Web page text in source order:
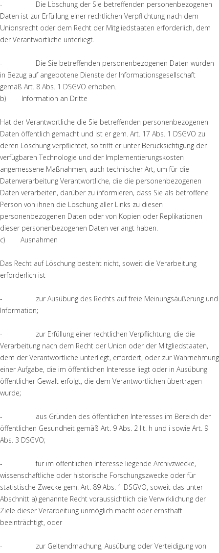
- Die Löschung der Sie betreffenden personenbezogenen
Daten ist zur Erfüllung einer rechtlichen Verpflichtung nach dem
Unionsrecht oder dem Recht der Mitgliedstaaten erforderlich, dem
der Verantwortliche unterliegt.
- Die Sie betreffenden personenbezogenen Daten wurden
in Bezug auf angebotene Dienste der Informationsgesellschaft
gemäß Art. 8 Abs. 1 DSGVO erhoben.
b) Information an Dritte
Hat der Verantwortliche die Sie betreffenden personenbezogenen
Daten öffentlich gemacht und ist er gem. Art. 17 Abs. 1 DSGVO zu
deren Löschung verpflichtet, so trifft er unter Berücksichtigung der
verfügbaren Technologie und der Implementierungskosten
angemessene Maßnahmen, auch technischer Art, um für die
Datenverarbeitung Verantwortliche, die die personenbezogenen
Daten verarbeiten, darüber zu informieren, dass Sie als betroffene
Person von ihnen die Löschung aller Links zu diesen
personenbezogenen Daten oder von Kopien oder Replikationen
dieser personenbezogenen Daten verlangt haben.
c) Ausnahmen
Das Recht auf Löschung besteht nicht, soweit die Verarbeitung
erforderlich ist
- zur Ausübung des Rechts auf freie Meinungsäußerung und
Information;
- zur Erfüllung einer rechtlichen Verpflichtung, die die
Verarbeitung nach dem Recht der Union oder der Mitgliedstaaten,
dem der Verantwortliche unterliegt, erfordert, oder zur Wahrnehmung
einer Aufgabe, die im öffentlichen Interesse liegt oder in Ausübung
öffentlicher Gewalt erfolgt, die dem Verantwortlichen übertragen
wurde;
- aus Gründen des öffentlichen Interesses im Bereich der
öffentlichen Gesundheit gemäß Art. 9 Abs. 2 lit. h und i sowie Art. 9
Abs. 3 DSGVO;
- für im öffentlichen Interesse liegende Archivzwecke,
wissenschaftliche oder historische Forschungszwecke oder für
statistische Zwecke gem. Art. 89 Abs. 1 DSGVO, soweit das unter
Abschnitt a) genannte Recht voraussichtlich die Verwirklichung der
Ziele dieser Verarbeitung unmöglich macht oder ernsthaft
beeinträchtigt, oder
- zur Geltendmachung, Ausübung oder Verteidigung von